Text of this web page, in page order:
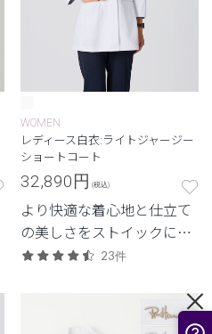
WOMEN
レディース白衣:ライトジャージー
ショートコート
32,890円 (税込)
より快適な着心地と仕立て
の美しさをストイックに追
求した、クラシコにしか生
「ライトジャージー」のレ
ディースショートコート。
23件